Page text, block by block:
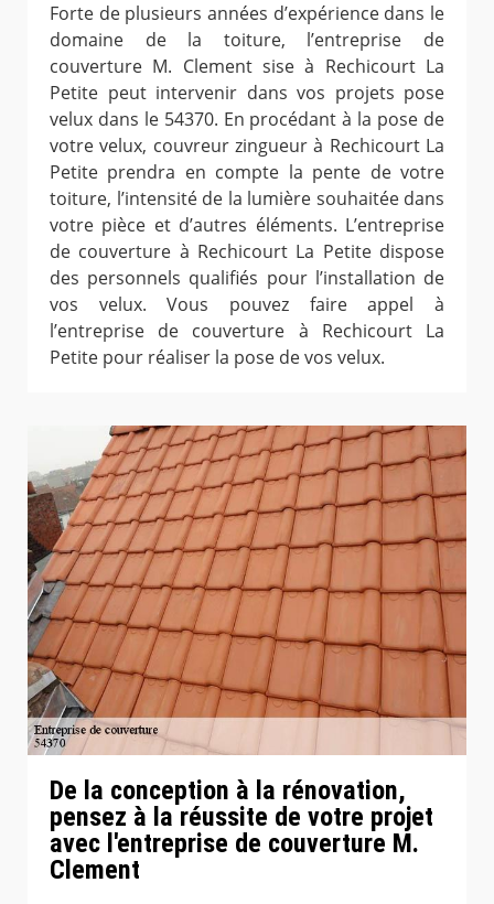
Forte de plusieurs années d’expérience dans le
domaine de la toiture, l’entreprise de
couverture M. Clement sise à Rechicourt La
Petite peut intervenir dans vos projets pose
velux dans le 54370. En procédant à la pose de
votre velux, couvreur zingueur à Rechicourt La
Petite prendra en compte la pente de votre
toiture, l’intensité de la lumière souhaitée dans
votre pièce et d’autres éléments. L’entreprise
de couverture à Rechicourt La Petite dispose
des personnels qualifiés pour l’installation de
vos velux. Vous pouvez faire appel à
l’entreprise de couverture à Rechicourt La
Petite pour réaliser la pose de vos velux.
De la conception à la rénovation,
pensez à la réussite de votre projet
avec l'entreprise de couverture M.
Clement